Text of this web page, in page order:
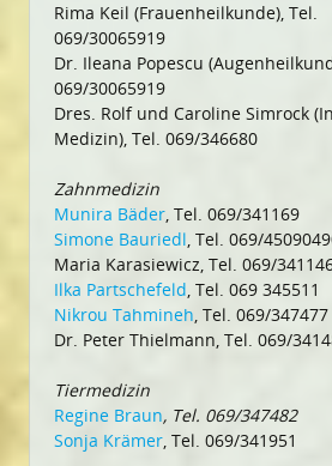
Rima Keil (Frauenheilkunde), Tel.
069/30065919
Dr. Ileana Popescu
069/30065919
Dres. Rolf und Caroline Simrock
Medizin), Tel. 069/346680
Zahnmedizin
Munira Bäder, Tel. 069/341169
Simone Bauriedl, Tel. 069/
Maria Karasiewicz, Tel. 069/
Ilka Partschefeld, Tel. 069 345511
Nikrou Tahmineh, Tel. 069/347477
Dr. Peter Thielmann, Tel. 069/
Tiermedizin
Regine Braun, Tel. 069/347482
Sonja Krämer, Tel. 069/341951